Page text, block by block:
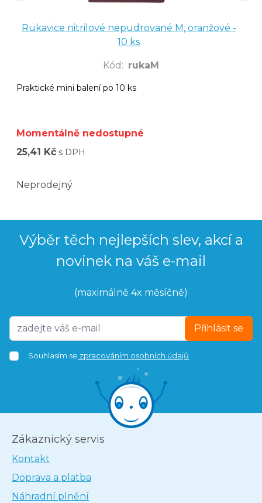
Rukavice nitrilové nepudrované M, oranžové -
10 ks
Kód : rukaM
Praktické mini balení po 10 ks
Momentálně nedostupné
25,41 Kč s DPH
Neprodejný
Výběr těch nejlepších slev, akcí a
novinek na váš e-mail
(maximálně 4x měsíčně)
Přihlásit se
Souhlasím se zpracováním osobních údajů
Zákaznický servis
Kontakt
Doprava a platba
Náhradní plnění